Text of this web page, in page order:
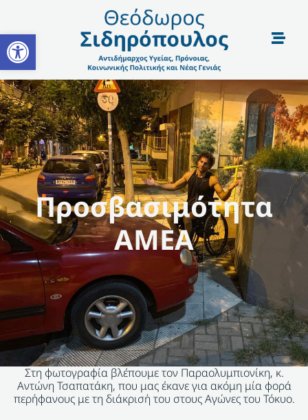
Open toolbar
Προσβασιμότητα
ΑΜΕΑ
Στη φωτογραφία βλέπουμε τον Παραολυμπιονίκη, κ.
Αντώνη Τσαπατάκη, που μας έκανε για ακόμη μία φορά
περήφανους με τη διάκρισή του στους Αγώνες του Τόκυο.